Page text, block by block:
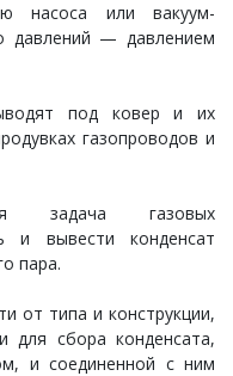
насоса или вакуум-
давлений — давлением
под ковер и их
газопроводов и
задача газовых
и вывести конденсат
пара.
от типа и конструкции,
для сбора конденсата,
и соединенной с ним